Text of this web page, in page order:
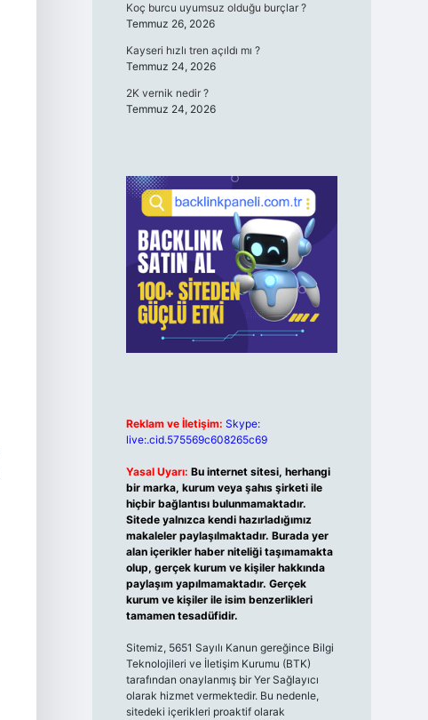
Koç burcu uyumsuz olduğu burçlar ?
Temmuz 26, 2026
Kayseri hızlı tren açıldı mı ?
Temmuz 24, 2026
2K vernik nedir ?
Temmuz 24, 2026
Reklam ve İletişim: Skype:
live:.cid.575569c608265c69
Yasal Uyarı: Bu internet sitesi, herhangi
bir marka, kurum veya şahıs şirketi ile
hiçbir bağlantısı bulunmamaktadır.
Sitede yalnızca kendi hazırladığımız
makaleler paylaşılmaktadır. Burada yer
alan içerikler haber niteliği taşımamakta
olup, gerçek kurum ve kişiler hakkında
paylaşım yapılmamaktadır. Gerçek
kurum ve kişiler ile isim benzerlikleri
tamamen tesadüfidir.
Sitemiz, 5651 Sayılı Kanun gereğince Bilgi
Teknolojileri ve İletişim Kurumu (BTK)
tarafından onaylanmış bir Yer Sağlayıcı
olarak hizmet vermektedir. Bu nedenle,
sitedeki içerikleri proaktif olarak